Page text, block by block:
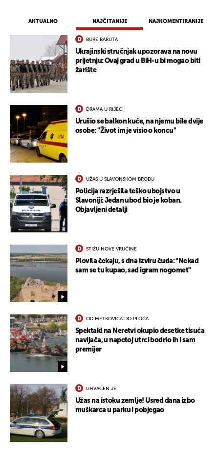
AKTUALNO NAJČITANIJE NAJKOMENTIRANIJE
BURE BARUTA
Ukrajinski stručnjak upozorava na novu
prijetnju: Ovaj grad u BiH-u bi mogao biti
žarište
DRAMA U RIJECI
Urušio se balkon kuće, na njemu bile dvije
osobe: "Život im je visio o koncu"
UŽAS U SLAVONSKOM BRODU
Policija razrješila teško ubojstvo u
Slavoniji: Jedan ubod bio je koban.
Objavljeni detalji
STIŽU NOVE VRUĆINE
Plovila čekaju, s dna izviru čuda: "Nekad
sam se tu kupao, sad igram nogomet"
OD METKOVIĆA DO PLOČA
Spektakl na Neretvi okupio desetke tisuća
navijača, u napetoj utrci bodrio ih i sam
premijer
UHVAĆEN JE
Užas na istoku zemlje! Usred dana izbo
muškarca u parku i pobjegao
UKLJUČITE NOTIFIKACIJE